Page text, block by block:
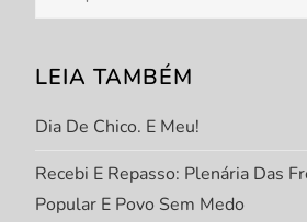
o
s
t
por:
LEIA TAMBÉM
Dia De Chico. E Meu!
Recebi E Repasso: Plenária Das
Popular E Povo Sem Medo